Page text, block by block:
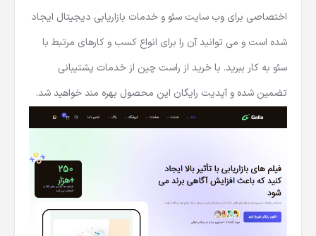
اختصاصی برای وب سایت سئو و خدمات بازاریابی دیجیتال ایجاد
شده است و می توانید آن را برای انواع کسب و کارهای مرتبط با
سئو به کار ببرید. با خرید از راست چین از خدمات پشتیبانی
تضمین شده و آپدیت رایگان این محصول بهره مند خواهید شد.